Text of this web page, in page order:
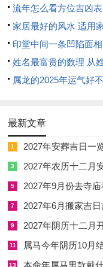
民俗禁忌
开业当日不宜见血光
不可设置大门。勿选与
免口舌。不宜在凶时开
注意事项
择吉须结合八字命理，
金，则避申酉日。环境
植化解；太岁方位东南
虎、猴犯太岁者，容易
窝深陷是短命相吗
流年怎么看方位吉凶
位置怎么看
家居最好的风水 适用
印堂中间一条凹陷面
间有条线沟好不好
姓名最富贵的数理 从
看富豪
属龙的2025年运气好
2025年属龙人的全年运势
最新文章
1 2027年安葬吉日一览表 2027年12月安葬
3 2027年农历十二月安床吉日 2027年正月安床吉日
5 2027年9月份去寺庙祈福的日子 2027年5月去寺庙
7 2027年6月搬家吉日吉时 2027年农历6月搬家
9 2027年阴历十二月开光吉日 2027年12月开光吉
11 属马今年阴历10月结婚好吗 属马还有几年本命年结
13